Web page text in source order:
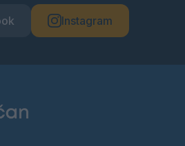
Instagram